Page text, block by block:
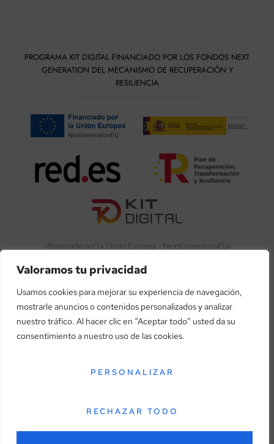
Valoramos tu privacidad
Usamos cookies para mejorar su experiencia de navegación,
mostrarle anuncios o contenidos personalizados y analizar
nuestro tráfico. Al hacer clic en “Aceptar todo” usted da su
consentimiento a nuestro uso de las cookies.
PERSONALIZAR
RECHAZAR TODO
PROGRAMA KIT DIGITAL FINANCIADO POR LOS FONDOS NEXT
GENERATION DEL MECANISMO DE RECUPERACIÓN Y
RESILIENCIA
«financiado por la Unión Europea – NextGenerationEU»
«Financiado por la Unión Europea – NextGenerationEU. Sin
embargo, los puntos de vista y las opiniones expresadas son
únicamente los del autor o autores y no reflejan necesariamente
los de la Unión Europea o la Comisión Europea. Ni la Unión
Europea ni la Comisión Europea pueden ser consideradas